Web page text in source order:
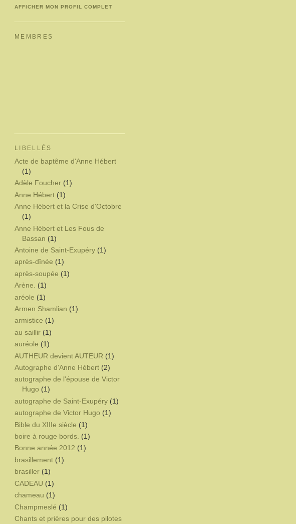
AFFICHER MON PROFIL COMPLET
MEMBRES
LIBELLÉS
Acte de baptême d'Anne Hébert
(1)
Adèle Foucher (1)
Anne Hébert (1)
Anne Hébert et la Crise d'Octobre
(1)
Anne Hébert et Les Fous de
Bassan (1)
Antoine de Saint-Exupéry (1)
après-dînée (1)
après-soupée (1)
Arène. (1)
aréole (1)
Armen Shamlian (1)
armistice (1)
au saillir (1)
auréole (1)
AUTHEUR devient AUTEUR (1)
Autographe d'Anne Hébert (2)
autographe de l'épouse de Victor
Hugo (1)
autographe de Saint-Exupéry (1)
autographe de Victor Hugo (1)
Bible du XIIIe siècle (1)
boire à rouge bords. (1)
Bonne année 2012 (1)
brasillement (1)
brasiller (1)
CADEAU (1)
chameau (1)
Champmeslé (1)
Chants et prières pour des pilotes